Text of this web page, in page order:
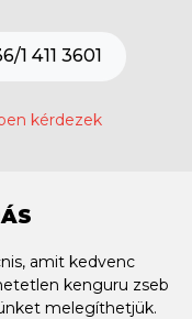
1 411 3601
kérdezek
amit kedvenc
kenguru zseb
melegíthetjük.